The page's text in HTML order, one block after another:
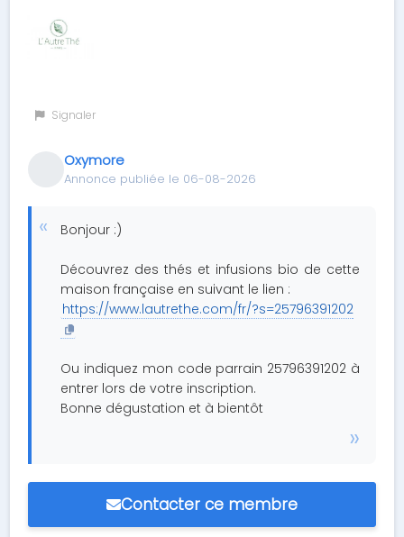
Signaler
Oxymore
Annonce publiée le 06-08-2026
Bonjour :)
Découvrez des thés et infusions bio de cette
maison française en suivant le lien :
https://www.lautrethe.com/fr/?s=25796391202
Ou indiquez mon code parrain 25796391202 à
entrer lors de votre inscription.
Bonne dégustation et à bientôt
Contacter ce membre